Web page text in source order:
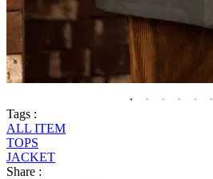
Tags :
ALL ITEM
TOPS
JACKET
Share :